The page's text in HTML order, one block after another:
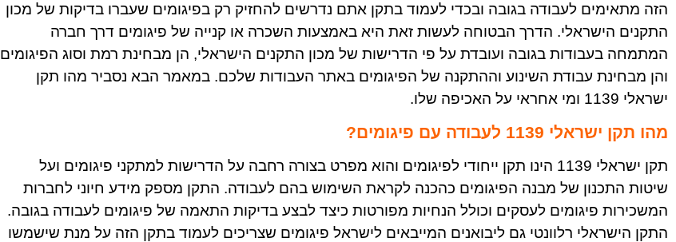
הזה מתאימים לעבודה בגובה ובכדי לעמוד בתקן אתם נדרשים להחזיק רק בפיגומים שעברו בדיקות של מכון
התקנים הישראלי. הדרך הבטוחה לעשות זאת היא באמצעות השכרה או קנייה של פיגומים דרך חברה
המתמחה בעבודות בגובה ועובדת על פי הדרישות של מכון התקנים הישראלי, הן מבחינת רמת וסוג הפיגומים
והן מבחינת עבודת השינוע וההתקנה של הפיגומים באתר העבודות שלכם. במאמר הבא נסביר מהו תקן
ישראלי 1139 ומי אחראי על האכיפה שלו.
מהו תקן ישראלי 1139 לעבודה עם פיגומים?
תקן ישראלי 1139 הינו תקן ייחודי לפיגומים והוא מפרט בצורה רחבה על הדרישות למתקני פיגומים ועל
שיטות התכנון של מבנה הפיגומים כהכנה לקראת השימוש בהם לעבודה. התקן מספק מידע חיוני לחברות
המשכירות פיגומים לעסקים וכולל הנחיות מפורטות כיצד לבצע בדיקות התאמה של פיגומים לעבודה בגובה.
התקן הישראלי רלוונטי גם ליבואנים המייבאים לישראל פיגומים שצריכים לעמוד בתקן הזה על מנת שישמשו